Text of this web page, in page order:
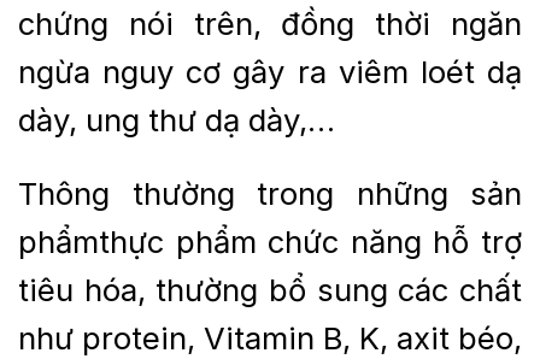
chứng nói trên, đồng thời ngăn
ngừa nguy cơ gây ra viêm loét dạ
dày, ung thư dạ dày,…
Thông thường trong những sản
phẩmthực phẩm chức năng hỗ trợ
tiêu hóa, thường bổ sung các chất
như protein, Vitamin B, K, axit béo,